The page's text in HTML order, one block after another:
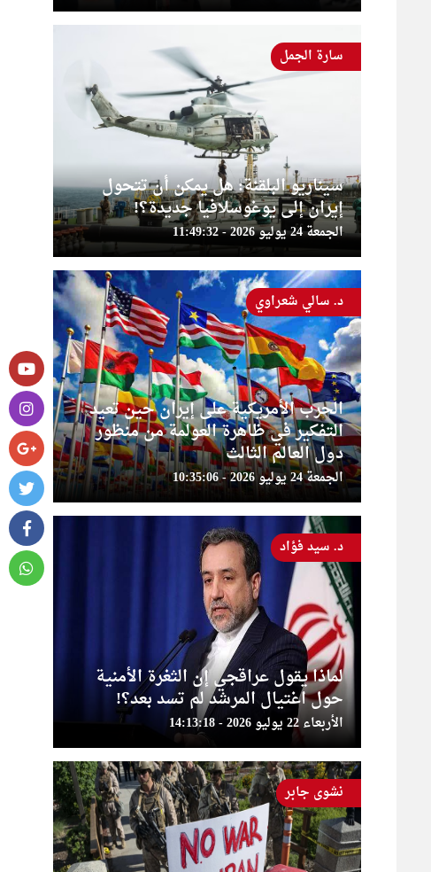
سيناريو البلقنة: هل يمكن أن تتحول
إيران إلى يوغوسلافيا جديدة؟!
الجمعة 24 يوليو 2026 - 11:49:32
سارة الجمل
الحرب الأمريكية على إيران حين تعيد
التفكير في ظاهرة العولمة من منظور
دول العالم الثالث
الجمعة 24 يوليو 2026 - 10:35:06
د. سالي شعراوي
لماذا يقول عراقجي إن الثغرة الأمنية
حول اغتيال المرشد لم تسد بعد؟!
الأربعاء 22 يوليو 2026 - 14:13:18
د. سيد فؤاد
نشوى جابر